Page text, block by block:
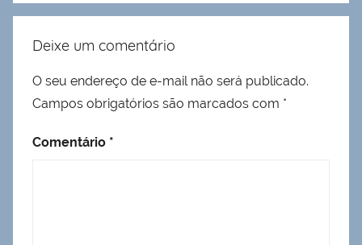
Deixe um comentário
O seu endereço de e-mail não será publicado.
Campos obrigatórios são marcados com *
Comentário *